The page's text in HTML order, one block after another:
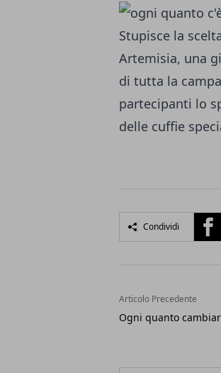
Stupisce la
Artemisia, una
di tutta la
partecipanti lo
delle cuffie
Condividi
Articolo Precedente
Ogni quanto